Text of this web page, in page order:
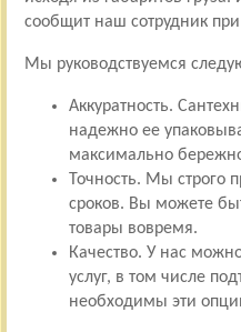
сообщит наш сотрудник
Мы руководствуемся
Аккуратность.
надежно ее
максимально
Точность. Мы строго
сроков. Вы можете
товары вовремя.
Качество. У нас
услуг, в том числе
необходимы эти